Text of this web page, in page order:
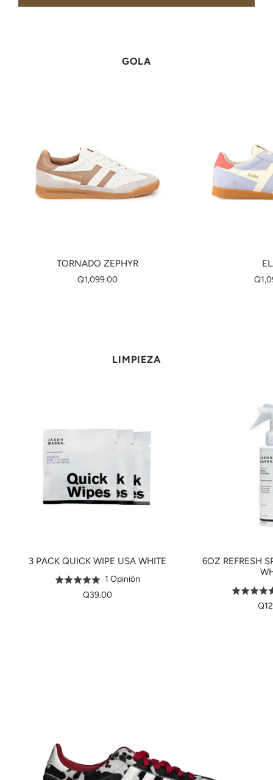
GOLA
TORNADO ZEPHYR
Q1,099.00
LIMPIEZA
3 PACK QUICK WIPE USA WHITE
Puntuado
5.0
1 OpiniónBasado
Q39.00
6OZ REFRESH
5.0